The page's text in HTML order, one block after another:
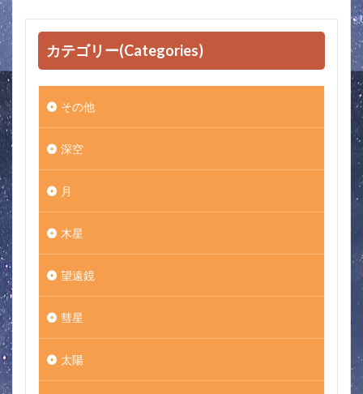
カテゴリー(Categories)
その他
深空
月
木星
望遠鏡
彗星
太陽